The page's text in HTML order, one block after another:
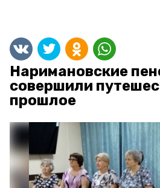
Наримановские
совершили
прошлое